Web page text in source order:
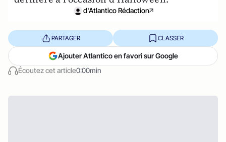
d'Atlantico Rédaction
Écoutez cet article0:00min
PARTAGER CLASSER
Ajouter Atlantico en favori sur Google